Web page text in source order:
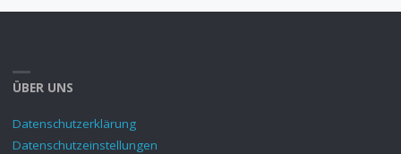
ÜBER UNS
Datenschutzerklärung
Datenschutzeinstellungen